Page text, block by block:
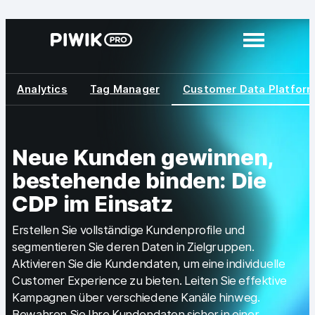
Module
Tag Manager
Customer Data Platform
Consent Manager
Mehr erfahren
Integrationen
Changelog
Analytics Tag Manager Customer Data
Neue Kunden gewinnen,
bestehende binden: Die
CDP im Einsatz
Erstellen Sie vollständige Kundenprofile und
segmentieren Sie deren Daten in Zielgruppen.
Aktivieren Sie die Kundendaten, um eine individuelle
Customer Experience zu bieten. Leiten Sie effektive
Kampagnen über verschiedene Kanäle hinweg.